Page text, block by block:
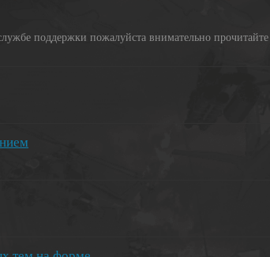
поддержки пожалуйста внимательно прочитайте